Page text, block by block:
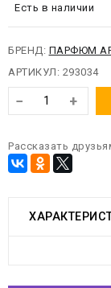
Есть в наличии
БРЕНД: ПАРФЮМ
АРТИКУЛ: 293034
− +
Рассказать